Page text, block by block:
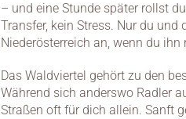
– und eine Stunde später rollst
Transfer, kein Stress. Nur du
Niederösterreich an, wenn du
Das Waldviertel gehört zu den
Während sich anderswo Radler
Straßen oft für dich allein. Sanft